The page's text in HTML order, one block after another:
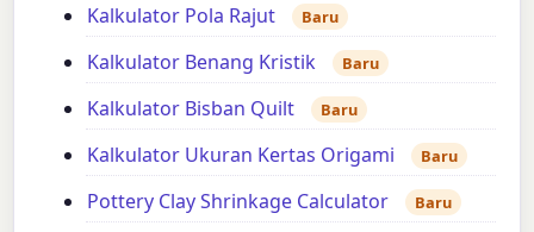
Kalkulator Pola Rajut Baru
Kalkulator Benang Kristik Baru
Kalkulator Bisban Quilt Baru
Kalkulator Ukuran Kertas Origami Baru
Pottery Clay Shrinkage Calculator Baru